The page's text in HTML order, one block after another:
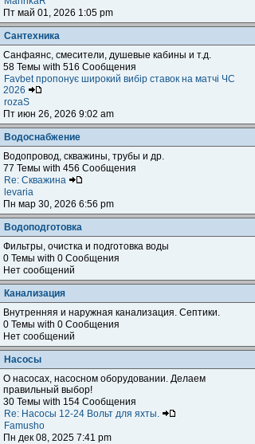
Пт май 01, 2026 1:05 pm
Сантехника
Санфаянс, смесители, душевые кабины и т.д.
58 Темы with 516 Сообщения
Favbet пропонує широкий вибір ставок на матчі ЧС
2026
rozaS
Пт июн 26, 2026 9:02 am
Водоснабжение
Водопровод, скважины, трубы и др.
77 Темы with 456 Сообщения
Re: Скважина
levaria
Пн мар 30, 2026 6:56 pm
Водоподготовка
Фильтры, очистка и подготовка воды
0 Темы with 0 Сообщения
Нет сообщений
Канализация
Внутренняя и наружная канализация. Септики.
0 Темы with 0 Сообщения
Нет сообщений
Насосы
О насосах, насосном оборудовании. Делаем
правильный выбор!
30 Темы with 154 Сообщения
Re: Насосы 12-24 Вольт для яхты.
Famusho
Пн дек 08, 2025 7:41 pm